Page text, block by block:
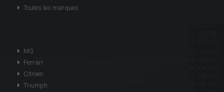
Toutes les marques
MG
Ferrari
Citroen
Triumph